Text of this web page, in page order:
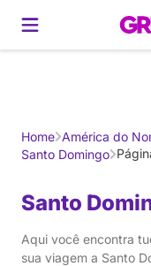
Gerador de Roteiros
Home América do
Santo Domingo
Santo
Aqui você encontra
sua viagem a Santo